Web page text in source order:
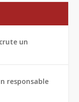
un
responsable